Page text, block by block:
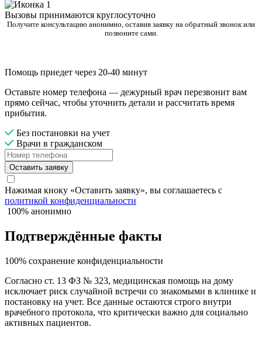
Вызовы принимаются круглосуточно
Получите консультацию анонимно, оставив заявку на обратный звонок или
позвоните сами.
Помощь приедет через 20-40 минут
Оставьте номер телефона — дежурный врач перезвонит вам
прямо сейчас, чтобы уточнить детали и рассчитать время
прибытия.
Без постановки на учет
Врачи в гражданском
Оставить заявку
Нажимая кноку «Оставить заявку», вы соглашаетесь с
политикой конфиденциальности
100% анонимно
Подтверждённые факты
100% сохранение конфиденциальности
Согласно ст. 13 ФЗ № 323, медицинская помощь на дому
исключает риск случайной встречи со знакомыми в клинике и
постановку на учет. Все данные остаются строго внутри
врачебного протокола, что критически важно для социально
активных пациентов.